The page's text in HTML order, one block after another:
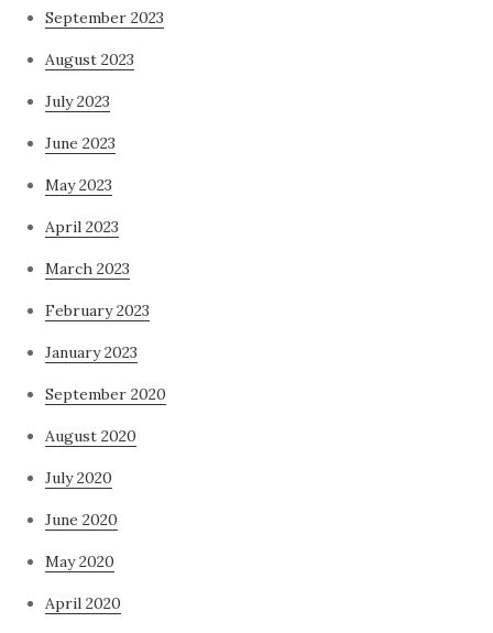
September 2023
August 2023
July 2023
June 2023
May 2023
April 2023
March 2023
February 2023
January 2023
September 2020
August 2020
July 2020
June 2020
May 2020
April 2020